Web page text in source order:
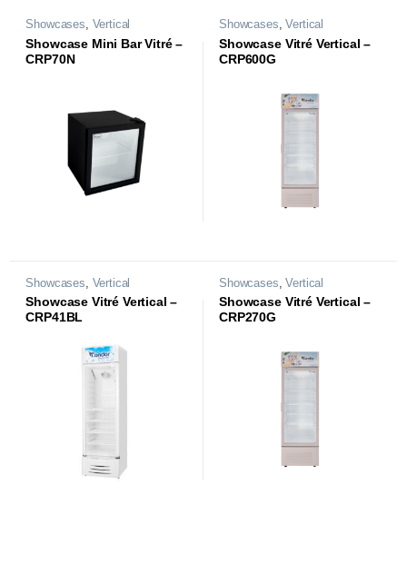
Showcases, Vertical
Showcase Mini Bar Vitré –
CRP70N
Showcases,Vertical
Showcase Vitré Vertical –
CRP600G
Showcases Vertical
Showcase Vitré Vertical –
CRP41BL
Showcases ,Vertical
Showcase Vitré Vertical –
CRP270G